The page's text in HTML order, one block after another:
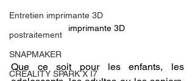
Entretien imprimante 3D
postraitement
SNAPMAKER
CRÉALITY SPARK X I7
imprimante 3D
Que ce soit pour les enfants, les